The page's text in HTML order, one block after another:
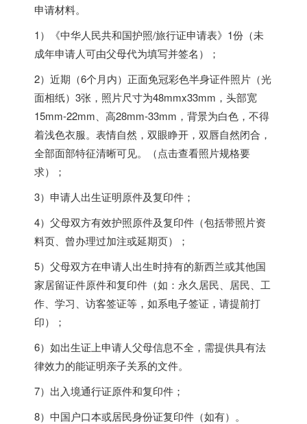
申请材料。
1）《中华人民共和国护照/旅行证申请表》1份（未
成年申请人可由父母代为填写并签名）；
2）近期（6个月内）正面免冠彩色半身证件照片（光
面相纸）3张，照片尺寸为48mmx33mm，头部宽
15mm-22mm、高28mm-33mm，背景为白色，不得
着浅色衣服。表情自然，双眼睁开，双唇自然闭合，
全部面部特征清晰可见。（点击查看照片规格要
求）；
3）申请人出生证明原件及复印件；
4）父母双方有效护照原件及复印件（包括带照片资
料页、曾办理过加注或延期页）；
5）父母双方在申请人出生时持有的新西兰或其他国
家居留证件原件和复印件（如：永久居民、居民、工
作、学习、访客签证等，如系电子签证，请提前打
印）；
6）如出生证上申请人父母信息不全，需提供具有法
律效力的能证明亲子关系的文件。
7）出入境通行证原件和复印件；
8）中国户口本或居民身份证复印件（如有）。